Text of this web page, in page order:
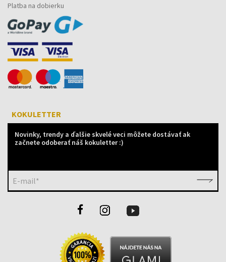
Platba na dobierku
KOKULETTER
Novinky, trendy a ďalšie skvelé veci môžete dostávať ak
začnete odoberať náš kokuletter :)
E-mail*